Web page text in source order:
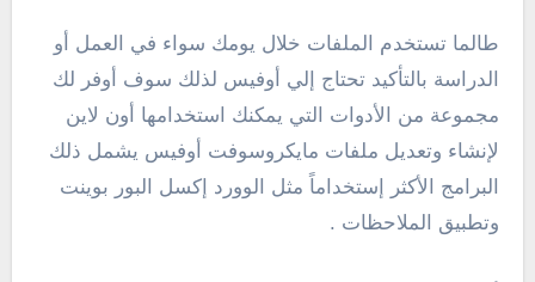
طالما تستخدم الملفات خلال يومك سواء في العمل أو
الدراسة بالتأكيد تحتاج إلي أوفيس لذلك سوف أوفر لك
مجموعة من الأدوات التي يمكنك استخدامها أون لاين
لإنشاء وتعديل ملفات مايكروسوفت أوفيس يشمل ذلك
البرامج الأكثر إستخداماً مثل الوورد إكسل البور بوينت
وتطبيق الملاحظات .